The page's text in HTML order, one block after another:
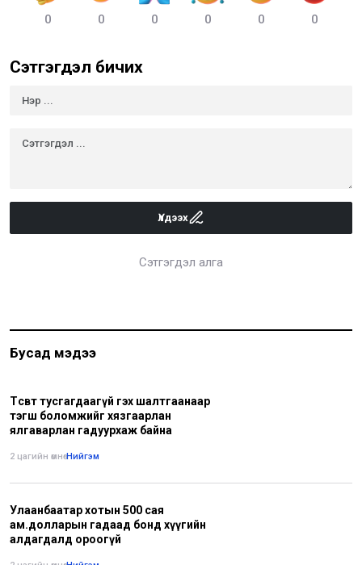
0 0 0 0 0 0
Сэтгэгдэл бичих
Үлдээх
Сэтгэгдэл алга
Бусад мэдээ
Төсөвт тусгагдаагүй гэх шалтгаанаар
тэгш боломжийг хязгаарлан
ялгаварлан гадуурхаж байна
2 цагийн өмнө•Нийгэм
Улаанбаатар хотын 500 сая
ам.долларын гадаад бонд хүүгийн
алдагдалд ороогүй